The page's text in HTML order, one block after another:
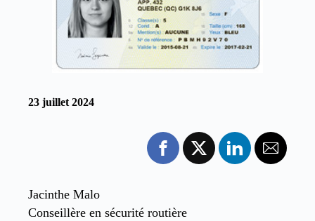
23 juillet 2024
Jacinthe Malo
Conseillère en sécurité routière